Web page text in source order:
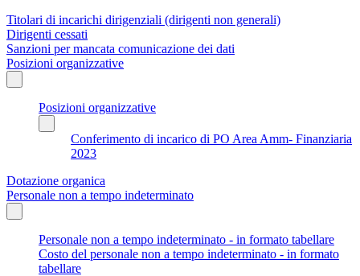
Titolari di incarichi dirigenziali (dirigenti non generali)
Dirigenti cessati
Sanzioni per mancata comunicazione dei dati
Posizioni organizzative
Posizioni organizzative
Conferimento di incarico di PO Area Amm- Finanziaria
2023
Dotazione organica
Personale non a tempo indeterminato
Personale non a tempo indeterminato - in formato tabellare
Costo del personale non a tempo indeterminato - in formato
tabellare